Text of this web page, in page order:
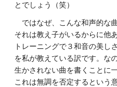
とでしょう（笑）
ではなぜ、こんな和声的な
それは教え子がいるからに他
トレーニングで３和音の美し
を私が教えている訳です。な
生かされない曲を書くことに
これは無調を否定するという